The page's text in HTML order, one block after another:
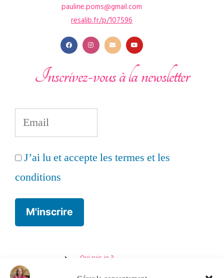
pauline.poms@gmail.com
resalib.fr/p/107596
Inscrivez-vous à la newsletter
J’ai lu et accepte les termes et les
conditions
Qui suis-je ?